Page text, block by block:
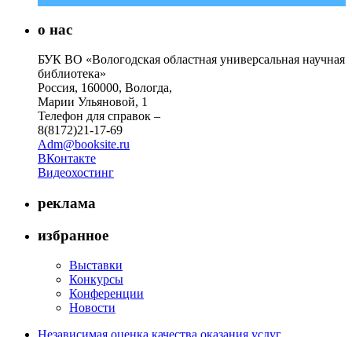
о нас
БУК ВО «Вологодская областная универсальная научная
библиотека»
Россия, 160000, Вологда,
Марии Ульяновой, 1
Телефон для справок –
8(8172)21-17-69
Adm@booksite.ru
ВКонтакте
Видеохостинг
реклама
избранное
Выставки
Конкурсы
Конференции
Новости